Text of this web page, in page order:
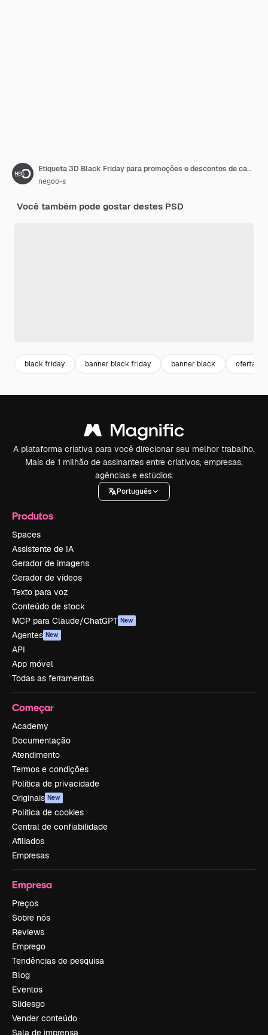
Etiqueta 3D Black Friday para promoções e descontos de campanhas publicitárias
negoo-s
Você também pode gostar destes PSD
black friday banner black friday banner black oferta
A plataforma criativa para você direcionar seu melhor trabalho.
Mais de 1 milhão de assinantes entre criativos, empresas,
agências e estúdios.
Português
Produtos
Spaces
Assistente de IA
Gerador de imagens
Gerador de vídeos
Texto para voz
Conteúdo de stock
MCP para Claude/ChatGPT New
Agentes New
API
App móvel
Todas as ferramentas
Começar
Academy
Documentação
Atendimento
Termos e condições
Política de privacidade
Originais New
Política de cookies
Central de confiabilidade
Afiliados
Empresas
Empresa
Preços
Sobre nós
Reviews
Emprego
Tendências de pesquisa
Blog
Eventos
Slidesgo
Vender conteúdo
Sala de imprensa